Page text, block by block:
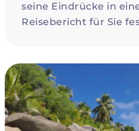
seine Eindrücke in
Reisebericht für Sie